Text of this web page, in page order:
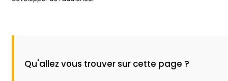
Qu'allez vous trouver sur cette page ?